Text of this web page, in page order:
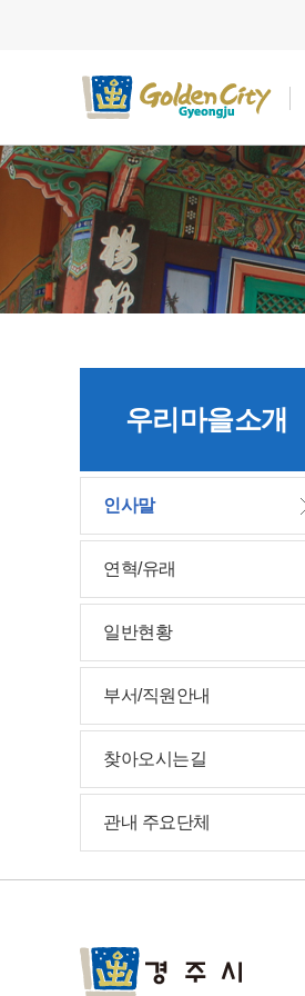
우리마을소개
인사말
연혁/유래
일반현황
부서/직원안내
찾아오시는길
관내 주요단체